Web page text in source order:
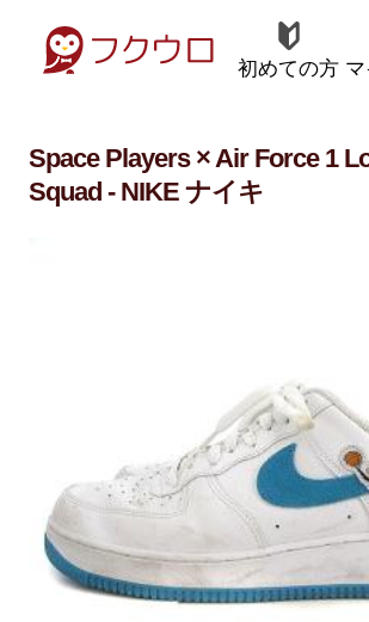
初めての方
Space Players × Air Force 1
Squad - NIKE ナイキ